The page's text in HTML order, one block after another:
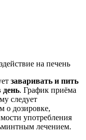
на печень
заваривать и пить
день. График приёма
следует
о дозировке,
употребления
лечением.